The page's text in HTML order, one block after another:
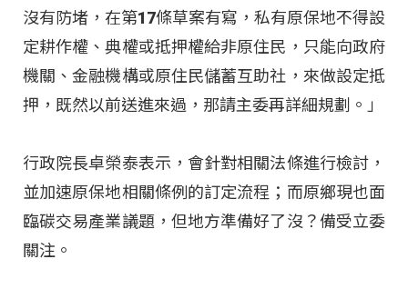
沒有防堵，在第17條草案有寫，私有原保地不得設
定耕作權、典權或抵押權給非原住民，只能向政府
機關、金融機構或原住民儲蓄互助社，來做設定抵
押，既然以前送進來過，那請主委再詳細規劃。」
行政院長卓榮泰表示，會針對相關法條進行檢討，
並加速原保地相關條例的訂定流程；而原鄉現也面
臨碳交易產業議題，但地方準備好了沒？備受立委
關注。